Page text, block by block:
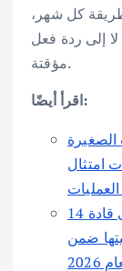
كل شهر،
إلى ردة فعل
مؤقتة.
اقرأ أيضًا:
الصغيرة
2026: خطوات امتثال
14 موضوعًا في إدارة الرواتب يجب على قادة
ضمن